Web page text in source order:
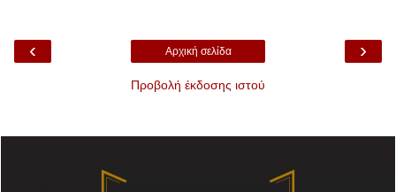
‹ ›
Αρχική σελίδα
Προβολή έκδοσης ιστού